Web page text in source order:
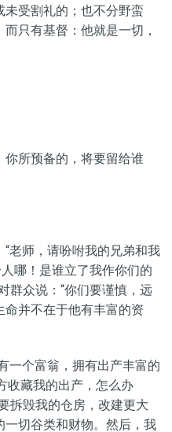
受割礼的；也不分野蛮
只有基督：他就是一切，
所预备的，将要留给谁
老师，请吩咐我的兄弟和我
哪！是谁立了我作你们的
群众说：“你们要谨慎，远
并不在于他有丰富的资
一个富翁，拥有出产丰富的
收藏我的出产，怎么办
拆毁我的仓房，改建更大
切谷类和财物。然后，我